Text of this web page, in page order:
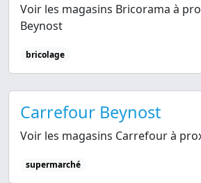
Voir les magasins Bricorama à
Beynost
bricolage
Carrefour Beynost
Voir les magasins Carrefour à
supermarché